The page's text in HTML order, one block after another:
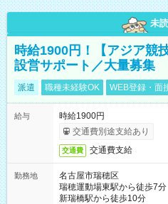
未読
時給1900円！【アジア競
設営サポート／大量募集
派遣 職種未経験OK WEB登録・面
給与
時給1900円
交通費別途支給あり
交通費 交通費支給
勤務地
名古屋市瑞穂区
瑞穂運動場東駅から徒歩7分
新瑞橋駅から徒歩10分